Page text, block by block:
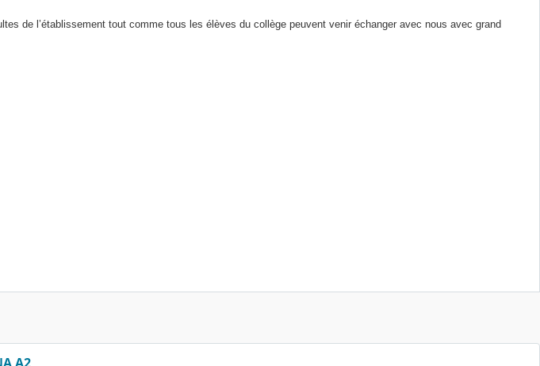
de l’établissement tout comme tous les élèves du collège peuvent venir échanger avec nous avec grand